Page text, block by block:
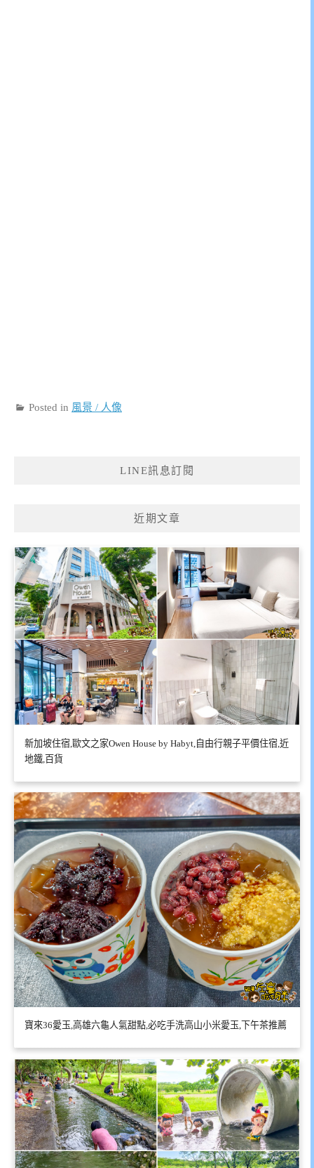
Posted in 風景 / 人像
LINE訊息訂閱
近期文章
新加坡住宿,歐文之家Owen House by Habyt,自由行親子平價住宿,近
地鐵,百貨
寶來36愛玉,高雄六龜人氣甜點,必吃手洗高山小米愛玉,下午茶推薦